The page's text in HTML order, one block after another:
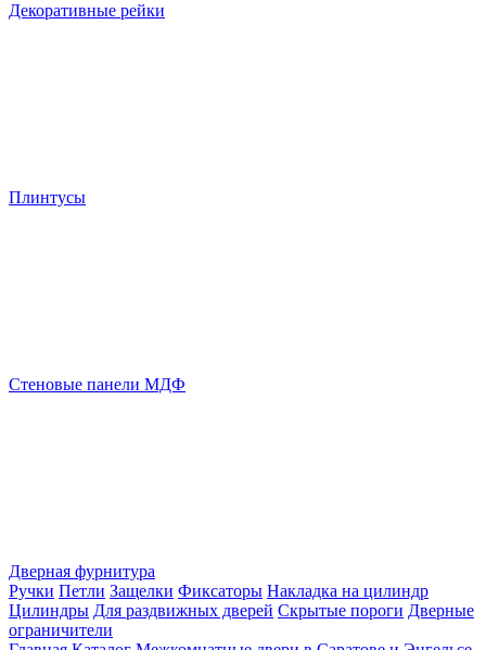
Декоративные рейки
Плинтусы
Стеновые панели МДФ
Дверная фурнитура
Ручки Петли Защелки Фиксаторы Накладка на цилиндр
Цилиндры Для раздвижных дверей Скрытые пороги Дверные
ограничители